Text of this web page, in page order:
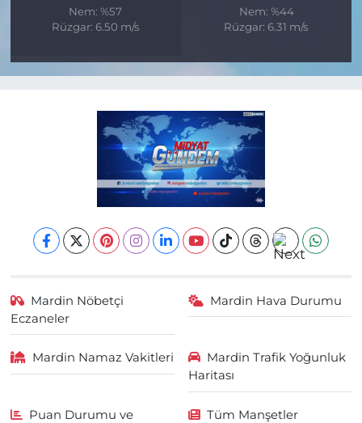
Nem: %57
Rüzgar: 6.50 m/s
Nem: %44
Rüzgar: 6.31 m/s
Mardin Nöbetçi
Eczaneler
Mardin Hava Durumu
Mardin Namaz Vakitleri
Mardin Trafik Yoğunluk
Haritası
Puan Durumu ve
Tüm Manşetler